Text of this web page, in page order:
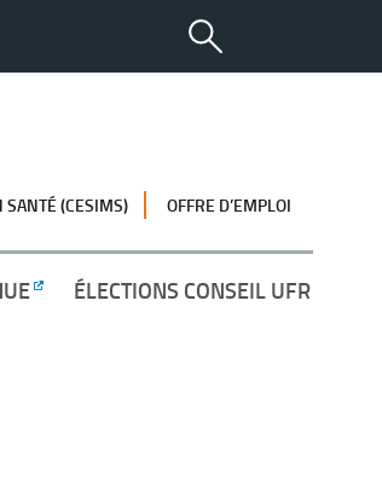
SANTÉ (CESIMS) OFFRE D’EMPLOI
ÉLECTIONS CONSEIL UFR